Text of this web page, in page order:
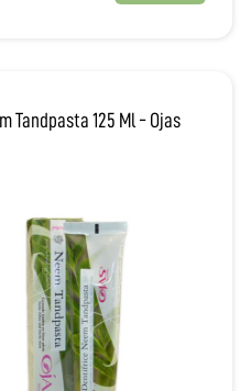
Tandpasta 125 Ml - Ojas